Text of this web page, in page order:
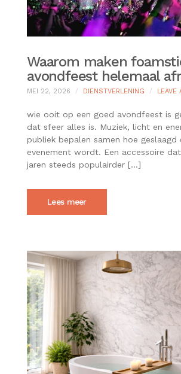
Waarom maken
avondfeest helemaal
MEI 22, 2026 DIENSTVERLENING LEAVE
wie ooit op een goed avondfeest is
dat sfeer alles is. Muziek, licht en
publiek bepalen samen hoe geslaagd
evenement wordt. Een accessoire
jaren steeds populairder […]
Lees meer